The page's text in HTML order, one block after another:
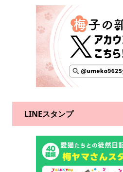
LINEスタンプ